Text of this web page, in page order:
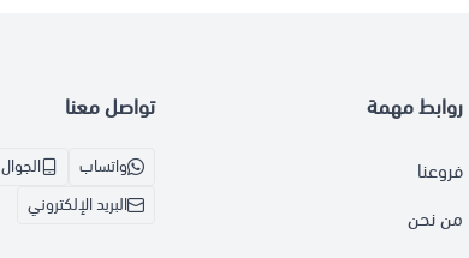
روابط مهمة
فروعنا
من نحن
تواصل معنا
واتساب
الجوال
البريد الإلكتروني